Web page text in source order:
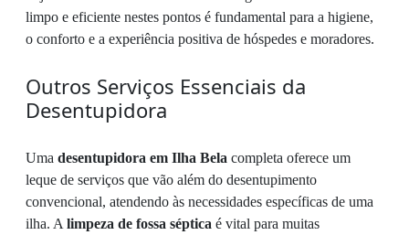
limpo e eficiente nestes pontos é fundamental para a higiene,
o conforto e a experiência positiva de hóspedes e moradores.
Outros Serviços Essenciais da
Desentupidora
Uma desentupidora em Ilha Bela completa oferece um
leque de serviços que vão além do desentupimento
convencional, atendendo às necessidades específicas de uma
ilha. A limpeza de fossa séptica é vital para muitas